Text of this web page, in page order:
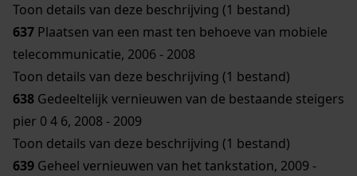
Toon details van deze beschrijving (1 bestand)
637 Plaatsen van een mast ten behoeve van mobiele
telecommunicatie, 2006 - 2008
Toon details van deze beschrijving (1 bestand)
638 Gedeeltelijk vernieuwen van de bestaande steigers
pier 0 4 6, 2008 - 2009
Toon details van deze beschrijving (1 bestand)
639 Geheel vernieuwen van het tankstation, 2009 -